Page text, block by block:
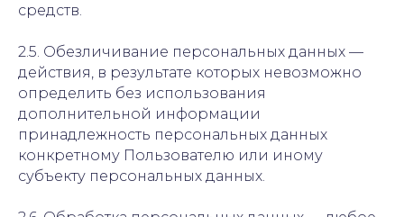
средств.
2.5. Обезличивание персональных данных —
действия, в результате которых невозможно
определить без использования
дополнительной информации
принадлежность персональных данных
конкретному Пользователю или иному
субъекту персональных данных.